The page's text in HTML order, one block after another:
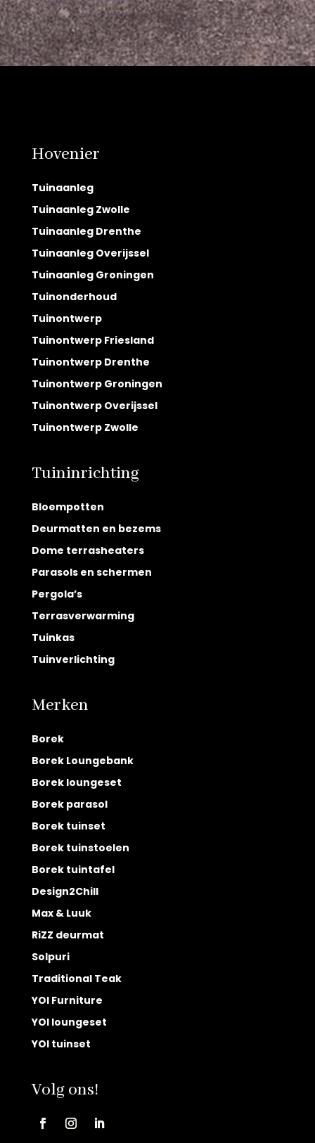
Hovenier
Tuinaanleg
Tuinaanleg Zwolle
Tuinaanleg Drenthe
Tuinaanleg Overijssel
Tuinaanleg Groningen
Tuinonderhoud
Tuinontwerp
Tuinontwerp Friesland
Tuinontwerp Drenthe
Tuinontwerp Groningen
Tuinontwerp Overijssel
Tuinontwerp Zwolle
Tuininrichting
Bloempotten
Deurmatten en bezems
Dome terrasheaters
Parasols en schermen
Pergola’s
Terrasverwarming
Tuinkas
Tuinverlichting
Merken
Borek
Borek Loungebank
Borek loungeset
Borek parasol
Borek tuinset
Borek tuinstoelen
Borek tuintafel
Design2Chill
Max & Luuk
RiZZ deurmat
Solpuri
Traditional Teak
YOI Furniture
YOI loungeset
YOI tuinset
Volg ons!